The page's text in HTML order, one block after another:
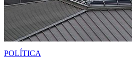
POLÍTICA